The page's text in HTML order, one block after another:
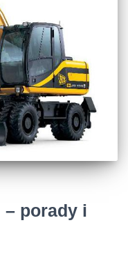
porady i